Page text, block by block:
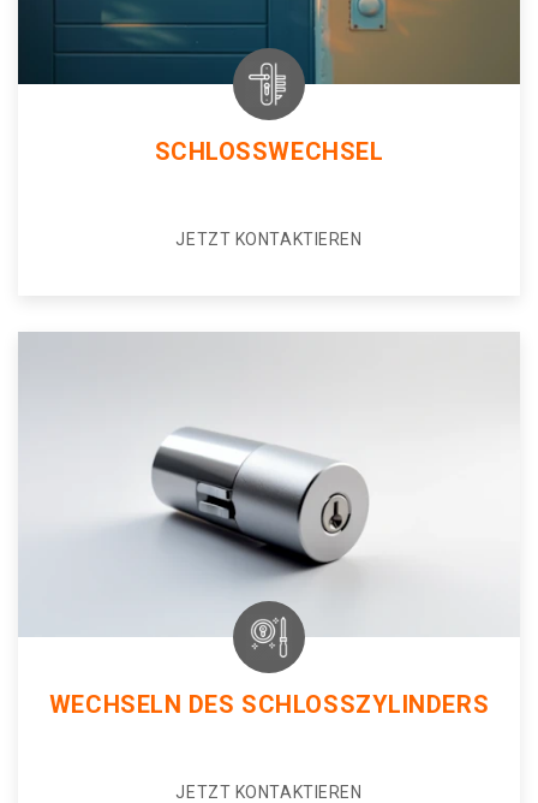
SCHLOSSWECHSEL
JETZT KONTAKTIEREN
WECHSELN DES SCHLOSSZYLINDERS
JETZT KONTAKTIEREN